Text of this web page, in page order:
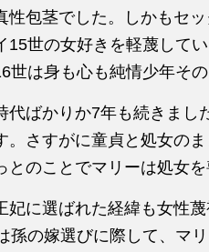
性包茎でした。しかもセ
15世の女好きを軽蔑して
世は身も心も純情少年そ
代ばかりか7年も続きまし
。さすがに童貞と処女の
のことでマリーは処女を
妃に選ばれた経緯も女性
孫の嫁選びに際して、マ